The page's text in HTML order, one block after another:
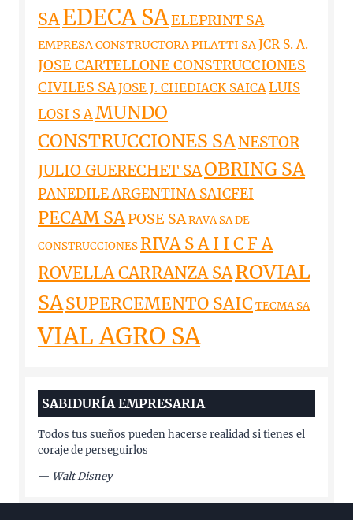
SAEDECA SAELEPRINT SA
EMPRESA CONSTRUCTORA PILATTI SAJCR S. A.
JOSE CARTELLONE CONSTRUCCIONES
CIVILES SAJOSE J. CHEDIACK SAICALUIS
LOSI S AMUNDO
CONSTRUCCIONES SANESTOR
JULIO GUERECHET SAOBRING SA
PANEDILE ARGENTINA SAICFEI
PECAM SAPOSE SARAVA SA DE
CONSTRUCCIONES RIVA S A I I C F A
ROVELLA CARRANZA SAROVIAL
SASUPERCEMENTO SAIC TECMA SA
VIAL AGRO SA
SABIDURÍA EMPRESARIA
Todos tus sueños pueden hacerse realidad si tienes el
coraje de perseguirlos
— Walt Disney